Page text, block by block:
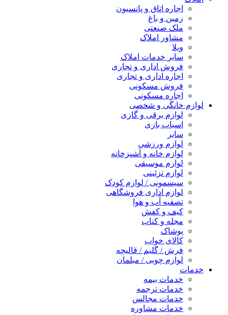
اجاره اتاق و پانسیون
زمین و باغ
ملک صنعتی
مشاور املاک
ویلا
سایر خدمات املاک
فروش اداری و تجاری
اجاره اداری و تجاری
فروش مسکونی
اجاره مسکونی
لوازم خانگی و شخصی
لوازم برقی و گازی
اسباب بازی
سایر
لوازم ورزشی
لوازم خانه و آشپزخانه
لوازم موسیقی
لوازم تزئینی
سیسمونی / لوازم کودک
لوازم اداری فروشگاهی
تصفیه آب و هوا
کیف و کفش
مجله و کتاب
پوشاک
کالای خواب
فرش / گلیم / قالیچه
لوازم چوبی / مبلمان
خدمات
خدمات بیمه
خدمات ترجمه
خدمات مجالس
خدمات مشاوره